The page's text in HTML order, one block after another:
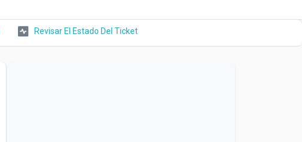
Revisar El Estado Del Ticket